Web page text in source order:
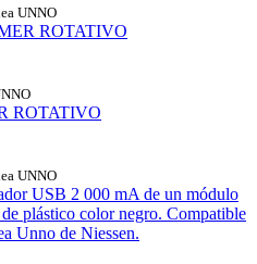
UNNO
ROTATIVO
ROTATIVO
UNNO
USB 2 000 mA de un módulo
plástico color negro. Compatible
Unno de Niessen.